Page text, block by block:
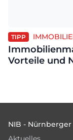
TIPP
Vorteile und
NIB -